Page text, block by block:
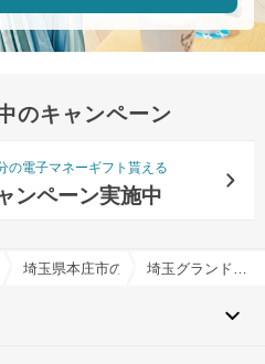
のキャンペーン
の電子マネーギフト貰える
ンペーン実施中
一覧
埼玉県本庄市の結婚式場一覧 埼玉グランドホテル本庄で結婚式